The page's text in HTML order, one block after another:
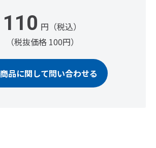
110 円（税込）
（税抜価格 100円）
商品に関して問い合わせる